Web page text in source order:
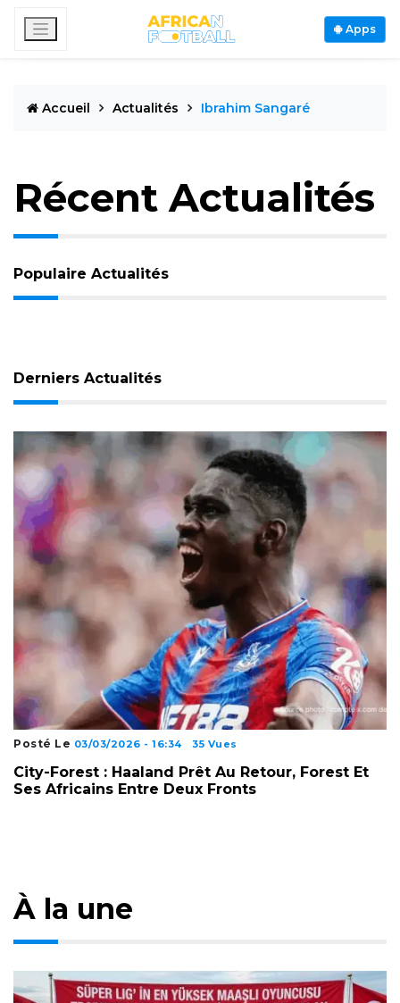
Apps
Accueil Actualités Ibrahim Sangaré
Récent Actualités
Populaire Actualités
Derniers Actualités
Posté Le 03/03/2026 - 16:34 35 Vues
City-Forest : Haaland Prêt Au Retour, Forest Et
Ses Africains Entre Deux Fronts
À la une